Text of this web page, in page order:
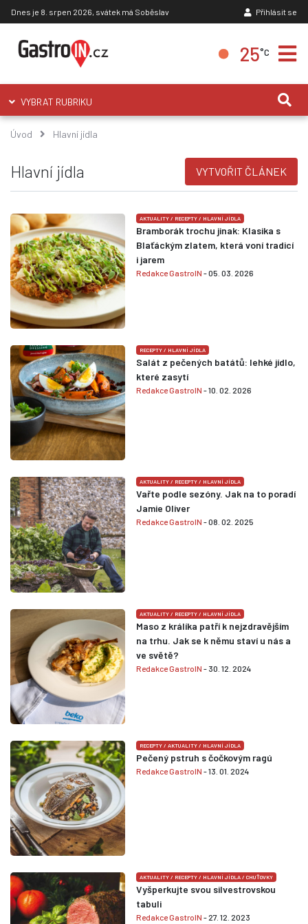
Dnes je 8. srpen 2026, svátek má Soběslav Přihlásit se
25°C
VYBRAT RUBRIKU
Úvod Hlavní jídla
Hlavní jídla VYTVOŘIT ČLÁNEK
AKTUALITY / RECEPTY / HLAVNÍ JÍDLA
Bramborák trochu jinak: Klasika s
Blaťáckým zlatem, která voní tradicí
i jarem
Redakce GastroIN - 05. 03. 2026
RECEPTY / HLAVNÍ JÍDLA
Salát z pečených batátů: lehké jídlo,
které zasytí
Redakce GastroIN - 10. 02. 2026
AKTUALITY / RECEPTY / HLAVNÍ JÍDLA
Vařte podle sezóny. Jak na to poradí
Jamie Oliver
Redakce GastroIN - 08. 02. 2025
AKTUALITY / RECEPTY / HLAVNÍ JÍDLA
Maso z králíka patří k nejzdravějším
na trhu. Jak se k němu staví u nás a
ve světě?
Redakce GastroIN - 30. 12. 2024
RECEPTY /AKTUALITY / HLAVNÍ JÍDLA
Pečený pstruh s čočkovým ragú
Redakce GastroIN - 13. 01. 2024
AKTUALITY / RECEPTY / HLAVNÍ JÍDLA /CHUŤOVKY
Vyšperkujte svou silvestrovskou
tabuli
Redakce GastroIN - 27. 12. 2023